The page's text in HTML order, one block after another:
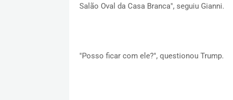
Salão Oval da Casa Branca", seguiu Gianni.
"Posso ficar com ele?", questionou Trump.